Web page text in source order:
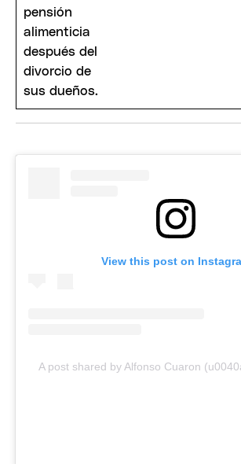
View this post on
A post shared by Alfonso Cuaron